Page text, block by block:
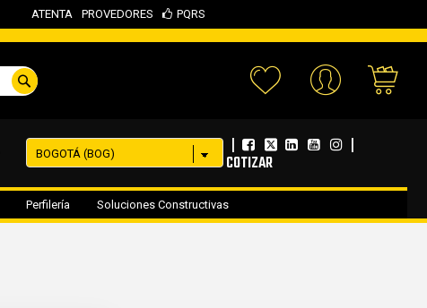
ATENTA PROVEDORES PQRS
Your
| |
COTIZAR
Perfilería Soluciones Constructivas